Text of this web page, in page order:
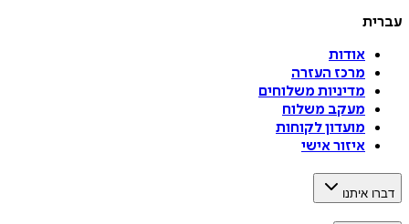
עברית
אודות
מרכז העזרה
מדיניות משלוחים
מעקב משלוח
מועדון לקוחות
איזור אישי
דברו איתנו